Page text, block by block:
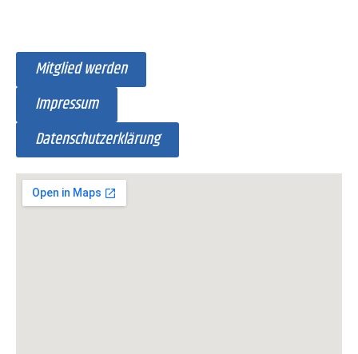
Mitglied werden
Impressum
Datenschutzerklärung